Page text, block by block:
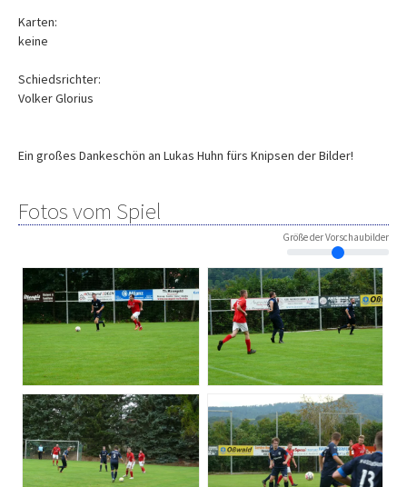
Karten:
keine
Schiedsrichter:
Volker Glorius
Ein großes Dankeschön an Lukas Huhn fürs Knipsen der Bilder!
Fotos vom Spiel
Größe der Vorschaubilder